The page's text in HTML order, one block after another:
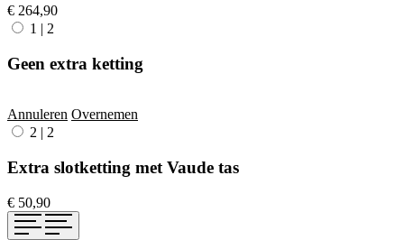
€ 264,90
1 | 2
Geen extra ketting
Annuleren Overnemen
2 | 2
Extra slotketting met Vaude tas
€ 50,90